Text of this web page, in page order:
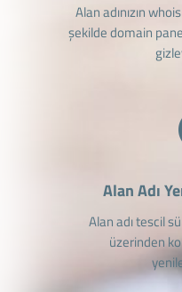
Alan adınızın
şekilde domain
Alan Adı
Alan adı tescil
üzerinden